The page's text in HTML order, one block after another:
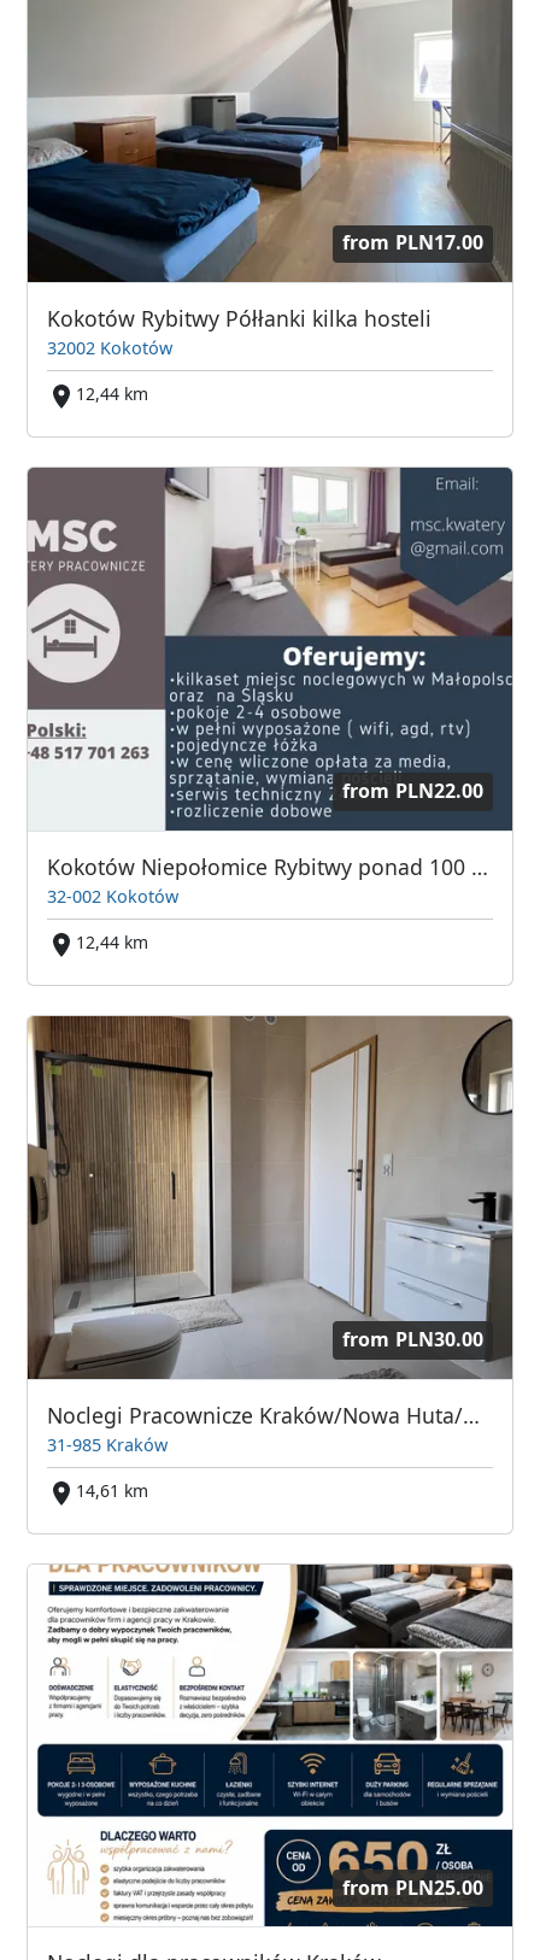
from PLN17.00
Kokotów Rybitwy Półłanki kilka hosteli
32002 Kokotów
12,44 km
from PLN22.00
Kokotów Niepołomice Rybitwy ponad 100 miejsc.
32-002 Kokotów
12,44 km
from PLN30.00
Noclegi Pracownicze Kraków/Nowa Huta/Niepołomice/Kokotów
31-985 Kraków
14,61 km
from PLN25.00